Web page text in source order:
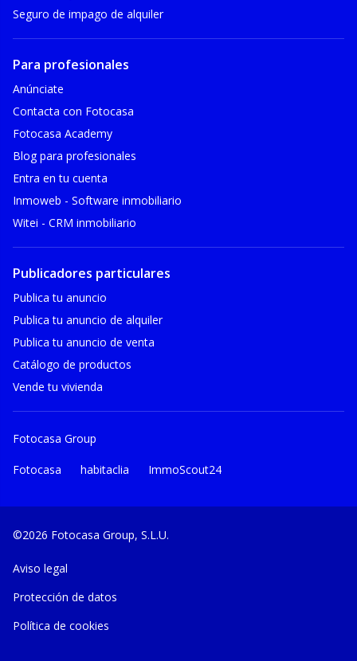
Seguro de impago de alquiler
Para profesionales
Anúnciate
Contacta con Fotocasa
Fotocasa Academy
Blog para profesionales
Entra en tu cuenta
Inmoweb - Software inmobiliario
Witei - CRM inmobiliario
Publicadores particulares
Publica tu anuncio
Publica tu anuncio de alquiler
Publica tu anuncio de venta
Catálogo de productos
Vende tu vivienda
Fotocasa Group
Fotocasa habitaclia ImmoScout24
©2026 Fotocasa Group, S.L.U.
Aviso legal
Protección de datos
Política de cookies